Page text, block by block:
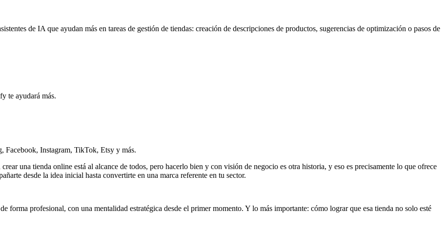
de IA que ayudan más en tareas de gestión de tiendas: creación de descripciones de productos, sugerencias de optimización o pasos de
te ayudará más.
Facebook, Instagram, TikTok, Etsy y más.
una tienda online está al alcance de todos, pero hacerlo bien y con visión de negocio es otra historia, y eso es precisamente lo que ofrece
desde la idea inicial hasta convertirte en una marca referente en tu sector.
forma profesional, con una mentalidad estratégica desde el primer momento. Y lo más importante: cómo lograr que esa tienda no solo esté